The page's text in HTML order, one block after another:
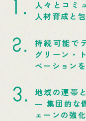
人々とコミ
人材育成と
持続可能で
グリーン・
ベーション
地域の連帯
― 集団的な
ェーンの強化